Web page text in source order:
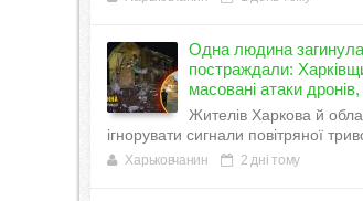
Одна людина
постраждали:
масовані атаки
Жителів Харкова й
ігнорувати сигнали повітряної
Харьковчанин 2 дні тому